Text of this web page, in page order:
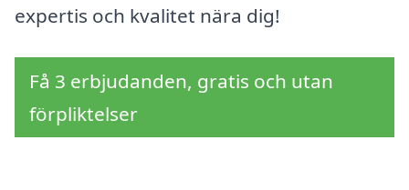
expertis och kvalitet nära dig!
Få 3 erbjudanden, gratis och utan
förpliktelser